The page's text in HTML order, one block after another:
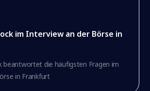
im Interview an der Börse in
beantwortet die häufigsten Fragen im
in Frankfurt